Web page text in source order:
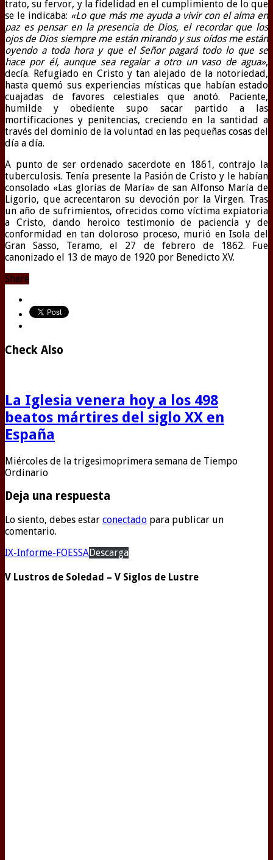
trato, su fervor, y la fidelidad en el cumplimiento de lo que
se le indicaba: «Lo que más me ayuda a vivir con el alma en
paz es pensar en la presencia de Dios, el recordar que los
ojos de Dios siempre me están mirando y sus oídos me están
oyendo a toda hora y que el Señor pagará todo lo que se
hace por él, aunque sea regalar a otro un vaso de agua»,
decía. Refugiado en Cristo y tan alejado de la notoriedad,
hasta quemó sus experiencias místicas que habían estado
cuajadas de favores celestiales que anotó. Paciente,
humilde y obediente supo sacar partido a las
mortificaciones y penitencias, creciendo en la santidad a
través del dominio de la voluntad en las pequeñas cosas del
día a día.
A punto de ser ordenado sacerdote en 1861, contrajo la
tuberculosis. Tenía presente la Pasión de Cristo y le habían
consolado «Las glorias de María» de san Alfonso María de
Ligorio, que acrecentaron su devoción por la Virgen. Tras
un año de sufrimientos, ofrecidos como víctima expiatoria
a Cristo, dando heroico testimonio de paciencia y de
conformidad en tan doloroso proceso, murió en Isola del
Gran Sasso, Teramo, el 27 de febrero de 1862. Fue
canonizado el 13 de mayo de 1920 por Benedicto XV.
Share
Check Also
La Iglesia venera hoy a los 498
beatos mártires del siglo XX en
España
Miércoles de la trigesimoprimera semana de Tiempo
Ordinario
Deja una respuesta
Lo siento, debes estar conectado para publicar un
comentario.
IX-Informe-FOESSADescarga
V Lustros de Soledad – V Siglos de Lustre